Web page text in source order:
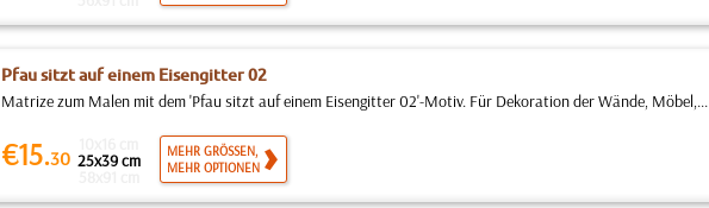
Pfau sitzt auf einem Eisengitter 02
Matrize zum Malen mit dem 'Pfau sitzt auf einem Eisengitter 02'-Motiv. Für Dekoration der Wände, Möbel,...
€15.30 25x39 cm
MEHR GRÖSSEN,
MEHR OPTIONEN